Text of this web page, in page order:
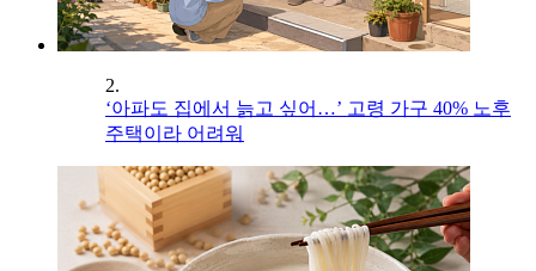
2.
‘아파도 집에서 늙고 싶어…’ 고령 가구 40% 노후
주택이라 어려워